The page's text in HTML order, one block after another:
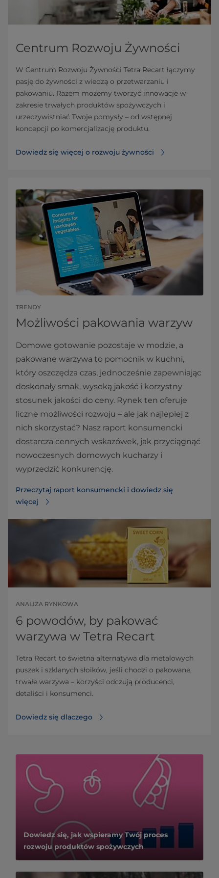
Centrum Rozwoju Żywności
W Centrum Rozwoju Żywności Tetra Recart łączymy
pasję do żywności z wiedzą o przetwarzaniu i
pakowaniu. Razem możemy tworzyć innowacje w
zakresie trwałych produktów spożywczych i
urzeczywistniać Twoje pomysły – od wstępnej
koncepcji po komercjalizację produktu.
Dowiedz się więcej o rozwoju żywności⁠
TRENDY
Możliwości pakowania warzyw
Domowe gotowanie pozostaje w modzie, a
pakowane warzywa to pomocnik w kuchni,
który oszczędza czas, jednocześnie zapewniając
doskonały smak, wysoką jakość i korzystny
stosunek jakości do ceny. Rynek ten oferuje
liczne możliwości rozwoju – ale jak najlepiej z
nich skorzystać? Nasz raport konsumencki
dostarcza cennych wskazówek, jak przyciągnąć
nowoczesnych domowych kucharzy i
wyprzedzić konkurencję.
Przeczytaj raport konsumencki i dowiedz się
więcej⁠
ANALIZA RYNKOWA
6 powodów, by pakować
warzywa w Tetra Recart
Tetra Recart to świetna alternatywa dla metalowych
puszek i szklanych słoików, jeśli chodzi o pakowane,
trwałe warzywa – korzyści odczują producenci,
detaliści i konsumenci.
Dowiedz się dlaczego⁠
Dowiedz się, jak wspieramy Twój proces
rozwoju produktów spożywczych